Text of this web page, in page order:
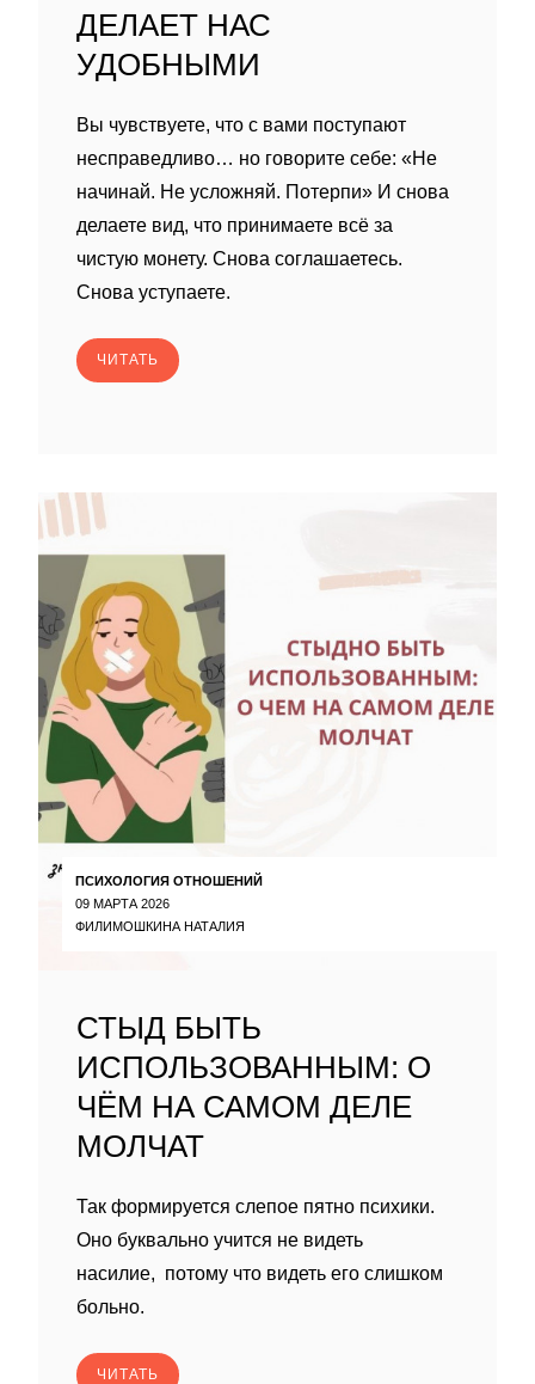
ДЕЛАЕТ НАС
УДОБНЫМИ
Вы чувствуете, что с вами поступают
несправедливо… но говорите себе: «Не
начинай. Не усложняй. Потерпи» И снова
делаете вид, что принимаете всё за
чистую монету. Снова соглашаетесь.
Снова уступаете.
ЧИТАТЬ
ПСИХОЛОГИЯ ОТНОШЕНИЙ
09 МАРТА 2026
ФИЛИМОШКИНА НАТАЛИЯ
СТЫД БЫТЬ
ИСПОЛЬЗОВАННЫМ: О
ЧЁМ НА САМОМ ДЕЛЕ
МОЛЧАТ
Так формируется слепое пятно психики.
Оно буквально учится не видеть
насилие, потому что видеть его слишком
больно.
ЧИТАТЬ